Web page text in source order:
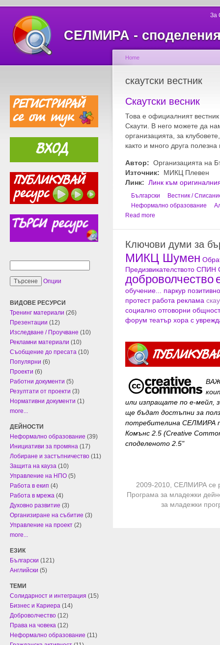
СЕЛМИРА -
За
Опции
ВИДОВЕ РЕСУРСИ
Тренинг материали (26)
Презентации (12)
Изследване / Проучване (10)
Рекламни материали (10)
Съобщение до пресата (10)
Популярни (6)
Проекти (6)
Работни документи (5)
Резултати от проекти (3)
Нормативни документи (1)
more...
ДЕЙНОСТИ
Неформално образование (39)
Инициативи за промяна (17)
Лобиране и застъпничество (11)
Защита на кауза (10)
Управление на НПО (5)
Работа в екип (4)
Работа в мрежа (4)
Духовно развитие (3)
Организиране на събитие (3)
Управление на проект (2)
more...
ЕЗИК
Български (121)
Английски (5)
ТЕМИ
Солидарност и интеграция (15)
Бизнес и Кариера (14)
Доброволчество (12)
Права на човека (12)
Неформално образование (11)
Home
скаутски вестник
Скаутски весник
Това е официалният
Скаути. В него можете да
организацията, за
както и много друга
Автор: Организацията на
Източник:
МИКЦ Плевен
Линк: Линк към
Български
Вестник /
Неформално образование
Read more
Ключови думи за
МИКЦ Шумен
Предизвикателството СПИН
доброволчество
обучение... паркур позитивно
протест работа реклама
социално отговорни
форум театър хора с
или изпращате по е-мейл,
ще бъдат достъпни за
потребителина СЕЛМИРА
Комънс 2.5 (Creative
споделеното 2.5"
2009-2010, СЕЛМИРА се
Програма за младежки
за младежки